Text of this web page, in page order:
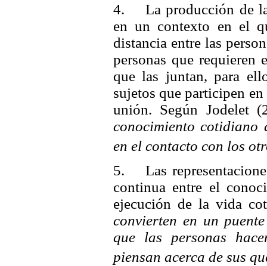
4. La producción de
en un contexto en el
distancia entre las
personas que requieren
que las juntan, para
sujetos que participen
unión. Según Jodelet
conocimiento
en el contacto con los
5. Las
continua entre el
ejecución de la vida
convierten en un
que las personas
piensan acerca de sus